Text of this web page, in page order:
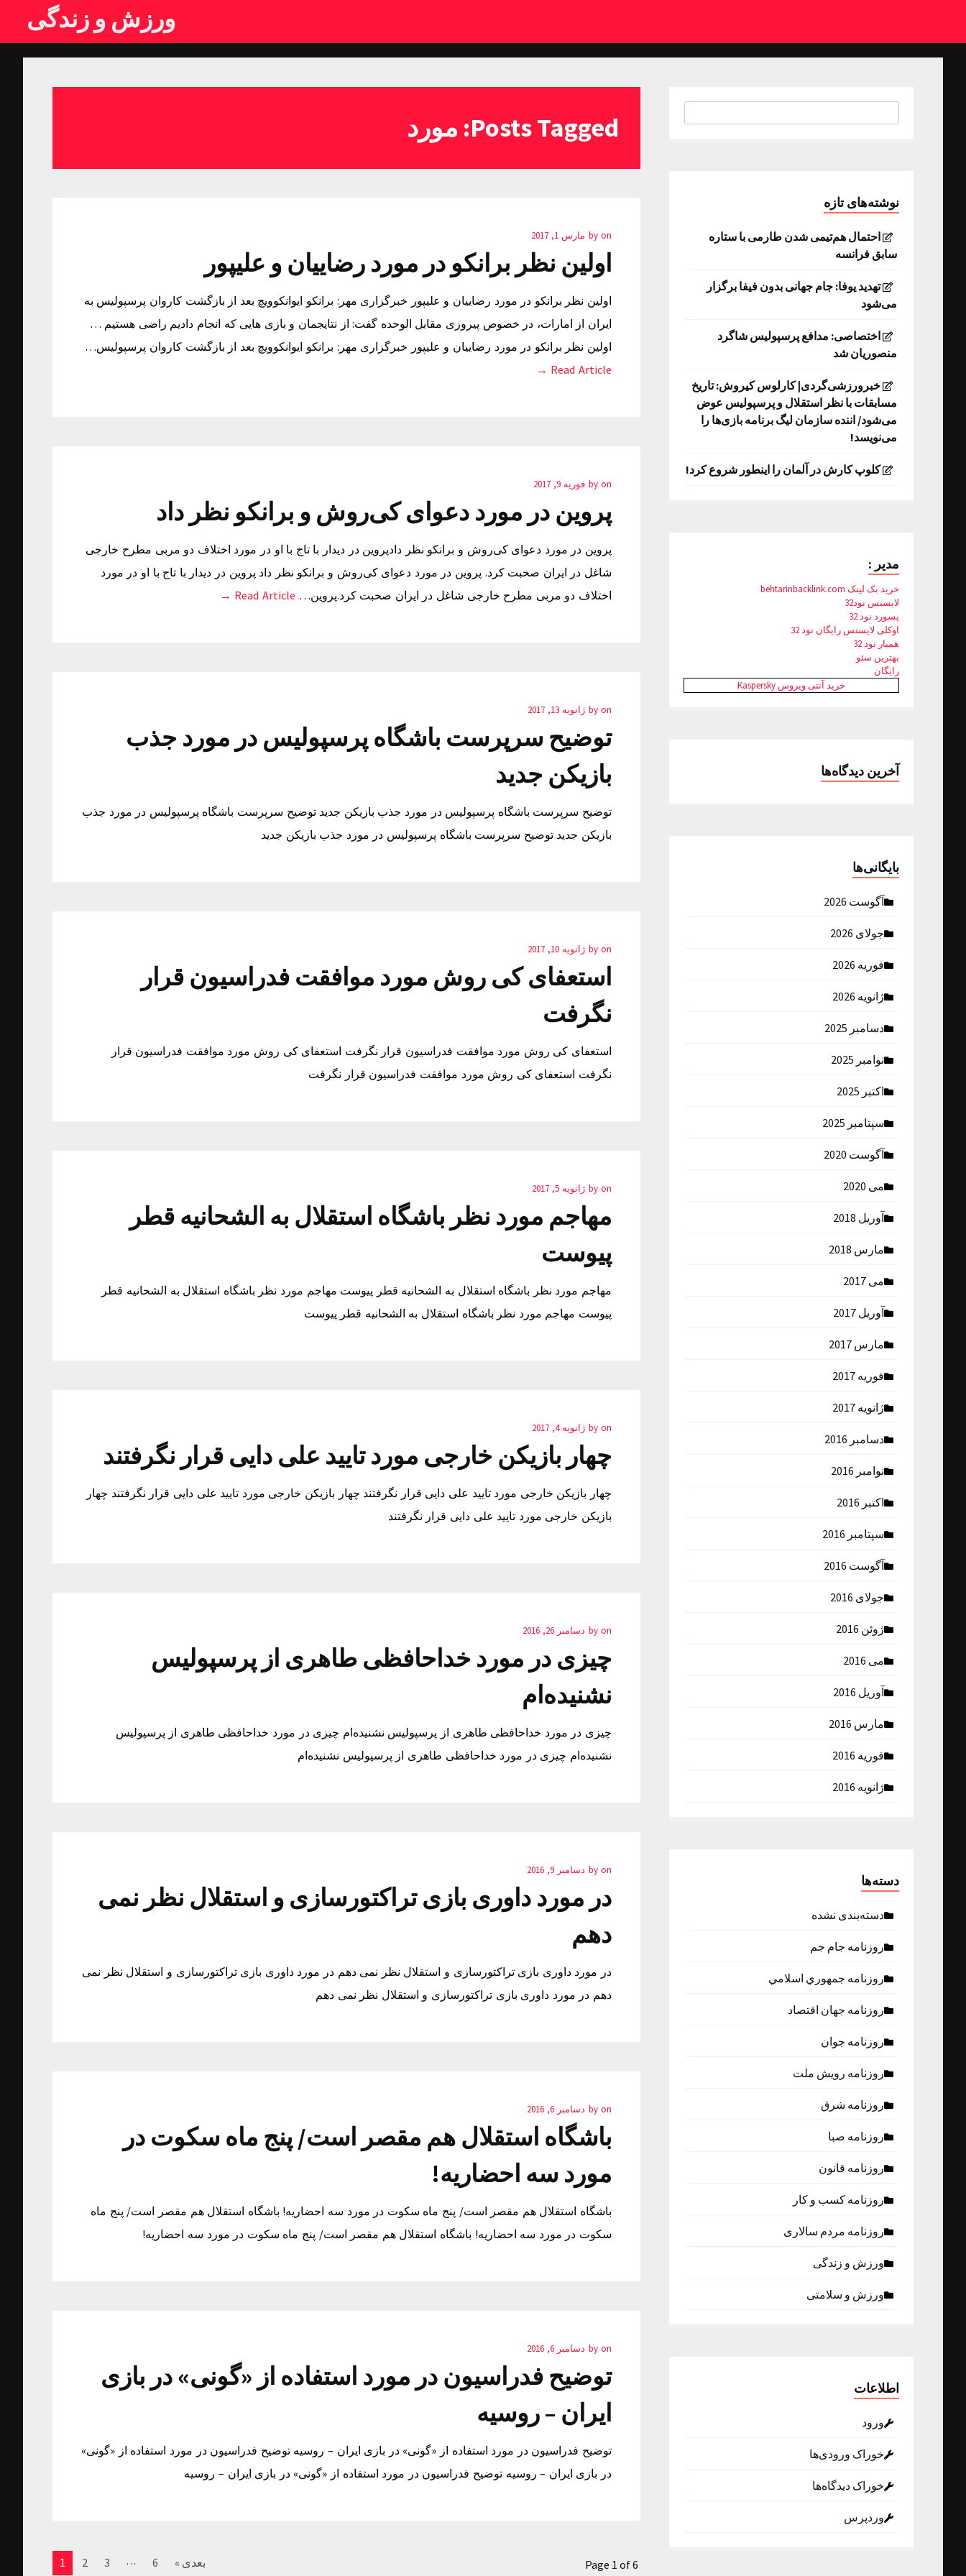
ورزش و زندگی
Posts Tagged: مورد
by on مارس 1, 2017
اولین نظر برانکو در مورد رضاییان و علیپور
اولین نظر برانکو در مورد رضاییان و علیپور خبرگزاری مهر: برانکو ایوانکوویچ بعد از بازگشت کاروان پرسپولیس به
ایران از امارات، در خصوص پیروزی مقابل الوحده گفت: از نتایجمان و بازی هایی که انجام دادیم راضی هستیم …
اولین نظر برانکو در مورد رضاییان و علیپور خبرگزاری مهر: برانکو ایوانکوویچ بعد از بازگشت کاروان پرسپولیس…
Read Article →
by on فوریه 9, 2017
پروین در مورد دعوای کی‌روش و برانکو نظر داد
پروین در مورد دعوای کی‌روش و برانکو نظر دادپروین در دیدار با تاج با او در مورد اختلاف دو مربی مطرح خارجی
شاغل در ایران صحبت کرد. پروین در مورد دعوای کی‌روش و برانکو نظر داد پروین در دیدار با تاج با او در مورد
اختلاف دو مربی مطرح خارجی شاغل در ایران صحبت کرد.پروین… Read Article →
by on ژانویه 13, 2017
توضیح سرپرست باشگاه پرسپولیس در مورد جذب
بازیکن جدید
توضیح سرپرست باشگاه پرسپولیس در مورد جذب بازیکن جدید توضیح سرپرست باشگاه پرسپولیس در مورد جذب
بازیکن جدید توضیح سرپرست باشگاه پرسپولیس در مورد جذب بازیکن جدید
by on ژانویه 10, 2017
استعفای کی روش مورد موافقت فدراسیون قرار
نگرفت
استعفای کی روش مورد موافقت فدراسیون قرار نگرفت استعفای کی روش مورد موافقت فدراسیون قرار
نگرفت استعفای کی روش مورد موافقت فدراسیون قرار نگرفت
by on ژانویه 5, 2017
مهاجم مورد نظر باشگاه استقلال به الشحانیه قطر
پیوست
مهاجم مورد نظر باشگاه استقلال به الشحانیه قطر پیوست مهاجم مورد نظر باشگاه استقلال به الشحانیه قطر
پیوست مهاجم مورد نظر باشگاه استقلال به الشحانیه قطر پیوست
by on ژانویه 4, 2017
چهار بازیکن خارجی مورد تایید علی دایی قرار نگرفتند
چهار بازیکن خارجی مورد تایید علی دایی قرار نگرفتند چهار بازیکن خارجی مورد تایید علی دایی قرار نگرفتند چهار
بازیکن خارجی مورد تایید علی دایی قرار نگرفتند
by on دسامبر 26, 2016
چیزی در مورد خداحافظی طاهری از پرسپولیس
نشنیده‌ام
چیزی در مورد خداحافظی طاهری از پرسپولیس نشنیده‌ام چیزی در مورد خداحافظی طاهری از پرسپولیس
نشنیده‌ام چیزی در مورد خداحافظی طاهری از پرسپولیس نشنیده‌ام
by on دسامبر 9, 2016
در مورد داوری بازی تراکتورسازی و استقلال نظر نمی
دهم
در مورد داوری بازی تراکتورسازی و استقلال نظر نمی دهم در مورد داوری بازی تراکتورسازی و استقلال نظر نمی
دهم در مورد داوری بازی تراکتورسازی و استقلال نظر نمی دهم
by on دسامبر 6, 2016
باشگاه استقلال هم مقصر است/ پنج ماه سکوت در
مورد سه احضاریه!
باشگاه استقلال هم مقصر است/ پنج ماه سکوت در مورد سه احضاریه! باشگاه استقلال هم مقصر است/ پنج ماه
سکوت در مورد سه احضاریه! باشگاه استقلال هم مقصر است/ پنج ماه سکوت در مورد سه احضاریه!
by on دسامبر 6, 2016
توضیح فدراسیون در مورد استفاده از «گونی» در بازی
ایران – روسیه
توضیح فدراسیون در مورد استفاده از «گونی» در بازی ایران – روسیه توضیح فدراسیون در مورد استفاده از «گونی»
در بازی ایران – روسیه توضیح فدراسیون در مورد استفاده از «گونی» در بازی ایران – روسیه
1 2 3 … 6 بعدی » Page 1 of 6
نوشته‌های تازه
احتمال هم‌تیمی شدن طارمی با ستاره
سابق فرانسه
تهدید یوفا: جام جهانی بدون فیفا برگزار
می‌شود
اختصاصی: مدافع پرسپولیس شاگرد
منصوریان شد
خبرورزشی‌گردی| کارلوس کیروش: تاریخ
مسابقات با نظر استقلال و پرسپولیس عوض
می‌شود/ اننده سازمان لیگ برنامه بازی‌ها را
می‌نویسد!
کلوپ کارش در آلمان را اینطور شروع کرد!
مدیر :
خرید بک لینک behtarinbacklink.com
لایسنس نود32
پسورد نود 32
اوکلی لایسنس رایگان نود 32
همیار نود 32
بهترین سئو
رایگان
خرید آنتی ویروس Kaspersky
آخرین دیدگاه‌ها
بایگانی‌ها
آگوست 2026
جولای 2026
فوریه 2026
ژانویه 2026
دسامبر 2025
نوامبر 2025
اکتبر 2025
سپتامبر 2025
آگوست 2020
می 2020
آوریل 2018
مارس 2018
می 2017
آوریل 2017
مارس 2017
فوریه 2017
ژانویه 2017
دسامبر 2016
نوامبر 2016
اکتبر 2016
سپتامبر 2016
آگوست 2016
جولای 2016
ژوئن 2016
می 2016
آوریل 2016
مارس 2016
فوریه 2016
ژانویه 2016
دسته‌ها
دسته‌بندی نشده
روزنامه جام جم
روزنامه جمهوري اسلامي
روزنامه جهان اقتصاد
روزنامه جوان
روزنامه رویش ملت
روزنامه شرق
روزنامه صبا
روزنامه قانون
روزنامه كسب و كار
روزنامه مردم سالاری
ورزش و زندگی
ورزش و سلامتی
اطلاعات
ورود
خوراک ورودی‌ها
خوراک دیدگاه‌ها
وردپرس